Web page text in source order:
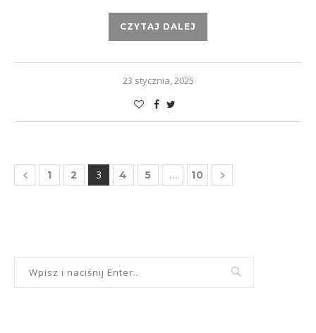
CZYTAJ DALEJ
23 stycznia, 2025
1 2 3 4 5 … 10